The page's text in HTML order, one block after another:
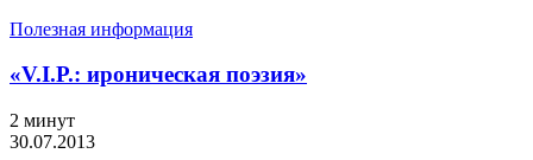
Полезная информация
«V.I.P.: ироническая поэзия»
2 минут
30.07.2013